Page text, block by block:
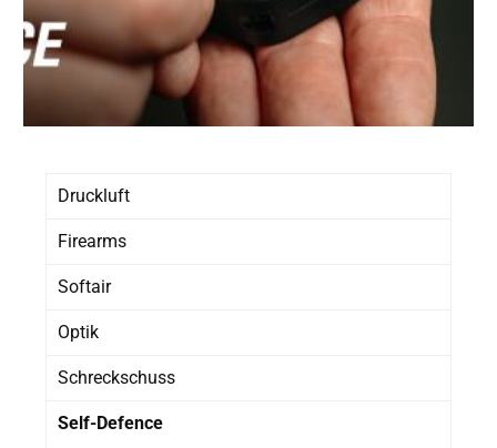
Druckluft
Firearms
Softair
Optik
Schreckschuss
Self-Defence